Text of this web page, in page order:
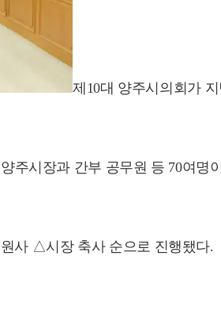
제10대 양주시의회가
주시장과 간부 공무원 등 70여명
사 △시장 축사 순으로 진행됐다.